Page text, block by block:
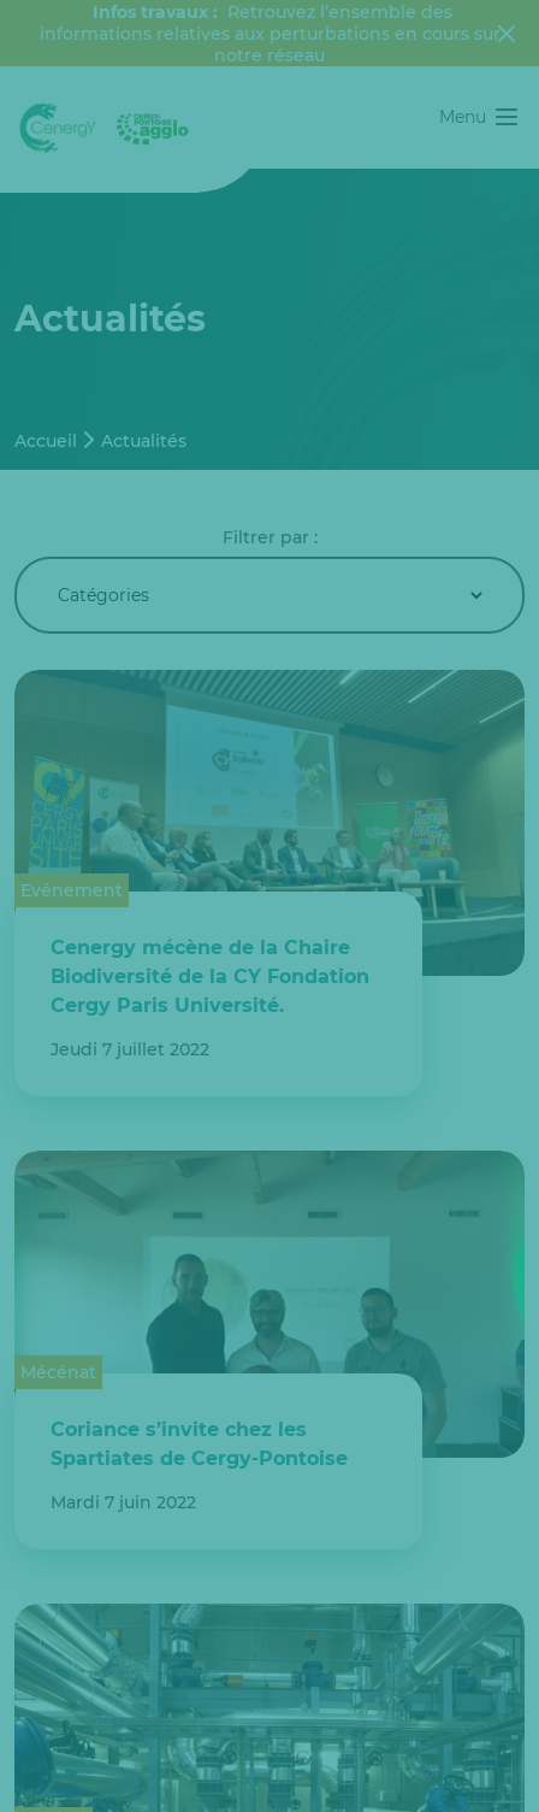
Infos travaux : Retrouvez l’ensemble des
informations relatives aux perturbations en cours sur
notre réseau
Menu
Actualités
Accueil Actualités
Filtrer par :
Evénement
Cenergy mécène de la Chaire
Biodiversité de la CY Fondation
Cergy Paris Université.
Jeudi 7 juillet 2022
Mécénat
Coriance s’invite chez les
Spartiates de Cergy-Pontoise
Mardi 7 juin 2022